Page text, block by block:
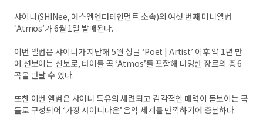
샤이니(SHINee, 에스엠엔터테인먼트 소속)의 여섯 번째 미니앨범
‘Atmos’가 6월 1일 발매된다.
이번 앨범은 샤이니가 지난해 5월 싱글 ‘Poet | Artist’ 이후 약 1년 만
에 선보이는 신보로, 타이틀 곡 ‘Atmos’를 포함해 다양한 장르의 총 6
곡을 만날 수 있다.
또한 이번 앨범은 샤이니 특유의 세련되고 감각적인 매력이 돋보이는 곡
들로 구성되어 ‘가장 샤이니다운’ 음악 세계를 만끽하기에 충분하다.